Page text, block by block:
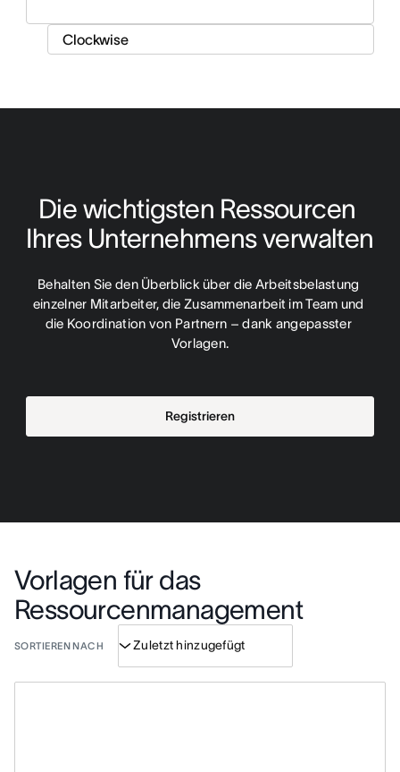
Die wichtigsten Ressourcen
Ihres Unternehmens verwalten
Behalten Sie den Überblick über die Arbeitsbelastung
einzelner Mitarbeiter, die Zusammenarbeit im Team und
die Koordination von Partnern – dank angepasster
Vorlagen.
Registrieren
Vorlagen für das
Ressourcenmanagement
SORTIEREN NACH